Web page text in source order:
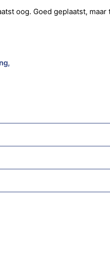
oog. Goed geplaatst,